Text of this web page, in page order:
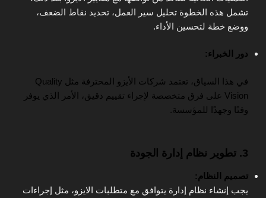
تشمل هذه الخطوة تحليل سير العمل، تحديد نقاط الضعف،
ووضع خطة لتحسين الأداء.
دور الخبراء:
في هذا السياق، تعتمد شركات الأيزو المحترفة مثل Quality
Vision على فرق متخصصة لإجراء تقييم دقيق، الأمر الذي يوفر
وقتًا وجهدًا للمؤسسة.
3. تطوير نظام إدارة الجودة
تصميم النظام:
يجب إنشاء نظام إدارة يتوافق مع متطلبات الايزو، مثل إجراءات